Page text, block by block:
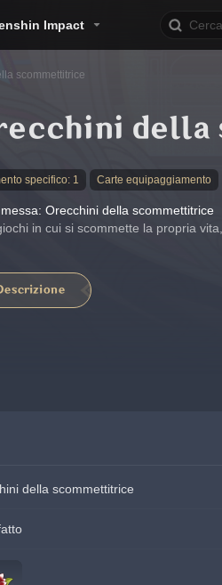
Impact
scommettitrice
specifico: 1 Carte equipaggiamento
Orecchini della scommettitrice
in cui si scommette la propria
della scommettitrice